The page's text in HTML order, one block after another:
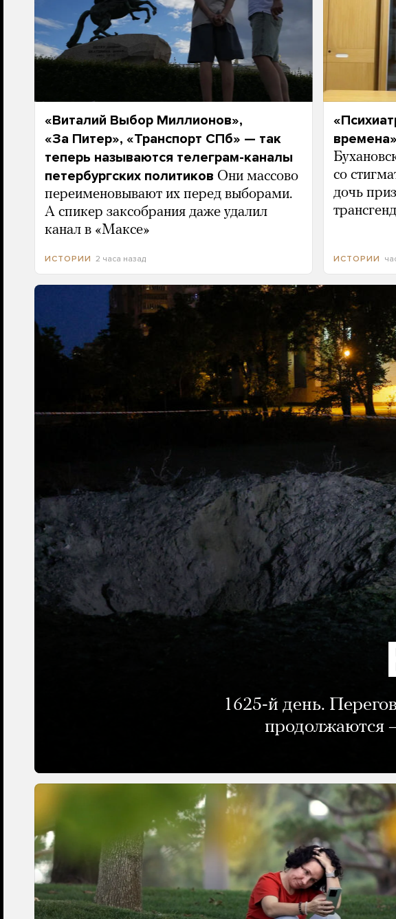
«Виталий Выбор Миллионов»,
«За Питер», «Транспорт СПб» — так
теперь называются телеграм-каналы
петербургских политиков Они массово
переименовывают их перед выборами.
А спикер заксобрания даже удалил
канал в «Максе»
ИСТОРИИ 2 часа назад
времена»
со
дочь
ИСТОРИИ
1625-й день.
продолжаются